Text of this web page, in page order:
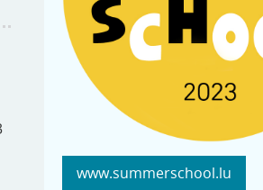
www.summerschool.lu